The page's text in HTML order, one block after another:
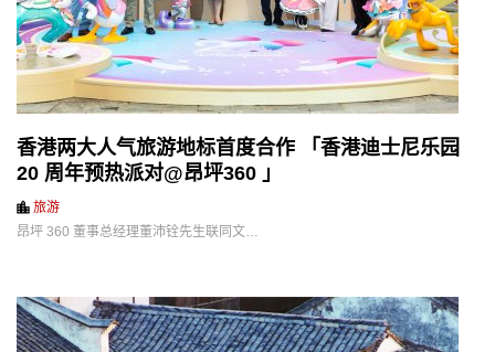
香港两大人气旅游地标首度合作 「香港迪士尼乐园
20 周年预热派对@昂坪360 」
旅游
昂坪 360 董事总经理董沛铨先生联同文…